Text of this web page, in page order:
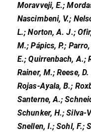
Moravveji, E.;
Nascimbeni, V.;
L.; Norton, A. J.;
M.; Pápics, P.;
E.; Quirrenbach, A.;
Rainer, M.; Reese,
Rojas-Ayala, B.;
Santerne, A.;
Schunker, H.; Silva-
Snellen, I.; Sohl, F.;